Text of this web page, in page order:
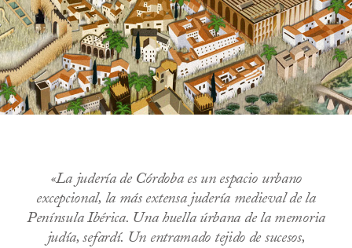
Contacto
«La judería de Córdoba es un espacio urbano
excepcional, la más extensa judería medieval de la
Península Ibérica. Una huella úrbana de la memoria
judía, sefardí. Un entramado tejido de sucesos,